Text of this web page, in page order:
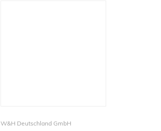
W&H Deutschland GmbH